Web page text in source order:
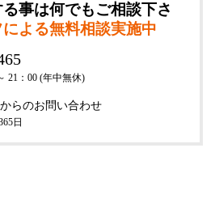
事は何でもご相談下さ
よる無料相談実施中
21：00 (年中無休)
らのお問い合わせ
日